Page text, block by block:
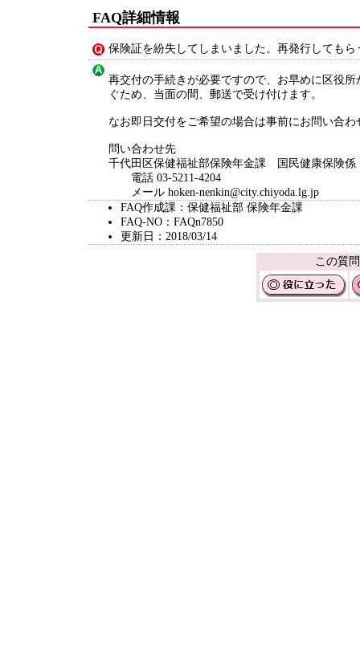
FAQ詳細情報
保険証を紛失してしまいました。再発行しても
再交付の手続きが必要ですので、お早めに区役
ぐため、当面の間、郵送で受け付けます。
なお即日交付をご希望の場合は事前にお問い合
問い合わせ先
千代田区保健福祉部保険年金課 国民健康保険係
電話 03-5211-4204
メール hoken-nenkin@city.chiyoda.lg.jp
FAQ作成課：保健福祉部 保険年金課
FAQ-NO：FAQn7850
更新日：2018/03/14
この質